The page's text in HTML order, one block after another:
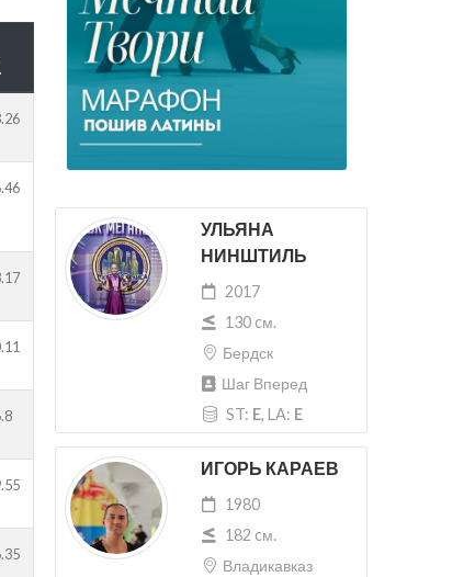
УЛЬЯНА
НИНШТИЛЬ
2017
130 cм.
Бердск
Шаг Вперед
ST: E, LA: E
ИГОРЬ КАРАЕВ
1980
182 cм.
Владикавказ